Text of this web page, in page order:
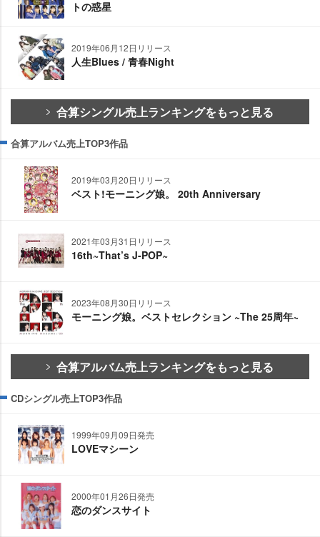
トの惑星
2019年06月12日リリース
人生Blues / 青春Night
合算シングル売上ランキングをもっと見る
合算アルバム売上TOP3作品
2019年03月20日リリース
ベスト!モーニング娘。 20th Anniversary
2021年03月31日リリース
16th~That’s J-POP~
2023年08月30日リリース
モーニング娘。ベストセレクション ~The 25周年~
合算アルバム売上ランキングをもっと見る
CDシングル売上TOP3作品
1999年09月09日発売
LOVEマシーン
2000年01月26日発売
恋のダンスサイト